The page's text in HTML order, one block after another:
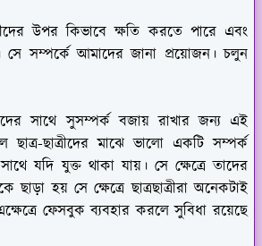
উপর কিভাবে ক্ষতি করতে পারে এবং
সে সম্পর্কে আমাদের জানা প্রয়োজন। চলুন
সাথে সুসম্পর্ক বজায় রাখার জন্য এই
ছাত্রীদের মাঝে ভালো একটি সম্পর্ক
যদি যুক্ত থাকা যায়। সে ক্ষেত্রে তাদের
হয় সে ক্ষেত্রে ছাত্রছাত্রীরা অনেকটাই
ফেসবুক ব্যবহার করলে সুবিধা রয়েছে